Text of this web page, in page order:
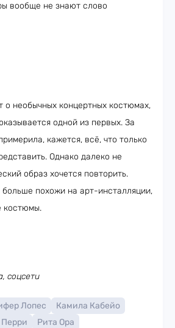
вообще не знают слово
о необычных концертных костюмах,
одной из первых. За
кажется, всё, что только
Однако далеко не
образ хочется повторить.
похожи на арт-инсталляции,
костюмы.
соцсети
Лопес
Камила Кабейо
Перри Рита Ора